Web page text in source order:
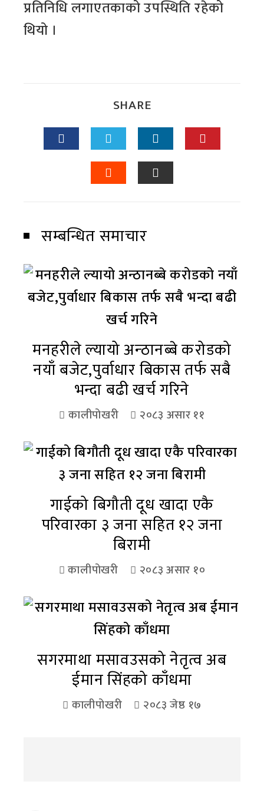
प्रतिनिधि लगाएतकाको उपस्थिति रहेको
थियो ।
SHARE
सम्बन्धित समाचार
मनहरीले ल्यायो अन्ठानब्बे करोडको
नयाँ बजेट,पुर्वाधार बिकास तर्फ सबै
भन्दा बढी खर्च गरिने
कालीपोखरी २०८३ असार ११
गाईको बिगौती दूध खादा एकै
परिवारका ३ जना सहित १२ जना
बिरामी
कालीपोखरी २०८३ असार १०
सगरमाथा मसावउसको नेतृत्व अब
ईमान सिंहको काँधमा
कालीपोखरी २०८३ जेष्ठ १७